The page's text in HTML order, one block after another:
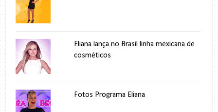
Eliana lança no Brasil linha mexicana de
cosméticos
Fotos Programa Eliana